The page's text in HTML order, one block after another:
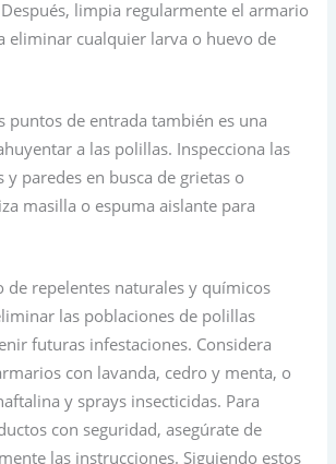
limpia regularmente el armario
eliminar cualquier larva o huevo de
puntos de entrada también es una
a las polillas. Inspecciona las
y paredes en busca de grietas o
masilla o espuma aislante para
de repelentes naturales y químicos
las poblaciones de polillas
futuras infestaciones. Considera
con lavanda, cedro y menta, o
y sprays insecticidas. Para
con seguridad, asegúrate de
las instrucciones. Siguiendo estos